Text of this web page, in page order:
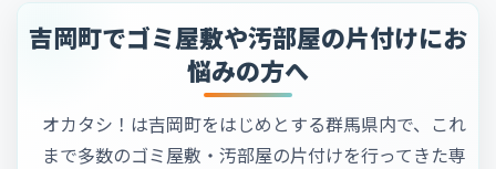
吉岡町でゴミ屋敷や汚部屋の片付けにお
悩みの方へ
オカタシ！は吉岡町をはじめとする群馬県内で、これ
まで多数のゴミ屋敷・汚部屋の片付けを行ってきた専